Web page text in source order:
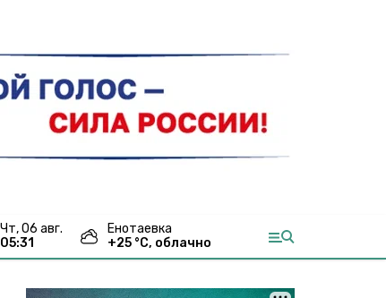
чт, 06 авг.
05:31
Енотаевка
+25 °С, облачно